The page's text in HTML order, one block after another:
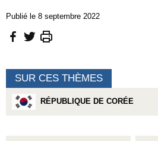
Publié le 8 septembre 2022
SUR CES THÈMES
RÉPUBLIQUE DE CORÉE